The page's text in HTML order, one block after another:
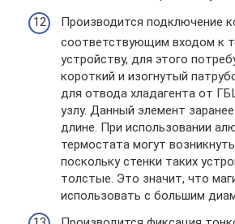
Производится подключение
соответствующим входом к
устройству, для этого
короткий и изогнутый
для отвода хладагента от
узлу. Данный элемент
длине. При использовании
термостата могут
поскольку стенки таких
толстые. Это значит, что
использовать с большим